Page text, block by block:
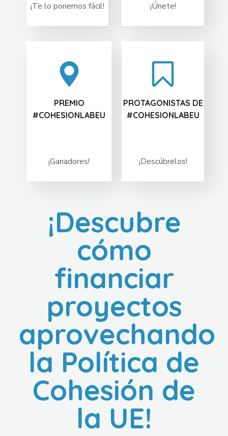
¡Te lo ponemos fácil! ¡Únete!
PREMIO
#COHESIONLABEU
¡Ganadores!
PROTAGONISTAS DE
#COHESIONLABEU
¡Descúbrelos!
¡Descubre
cómo
financiar
proyectos
aprovechando
la Política de
Cohesión de
la UE!